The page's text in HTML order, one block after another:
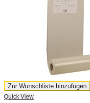
Zur Wunschliste hinzufügen
Quick View